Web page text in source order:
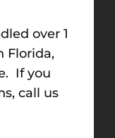
over 1
Florida,
If you
call us